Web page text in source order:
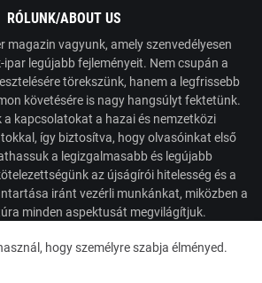
RÓLUNK/ABOUT US
magazin vagyunk, amely szenvedélyesen
ipar legújabb fejleményeit. Nem csupán a
törekszünk, hanem a legfrissebb
követésére is nagy hangsúlyt fektetünk.
a kapcsolatokat a hazai és nemzetközi
így biztosítva, hogy olvasóinkat első
a legizgalmasabb és legújabb
az újságírói hitelesség és a
iránt vezérli munkánkat, miközben a
minden aspektusát megvilágítjuk.
hogy személyre szabja élményed.